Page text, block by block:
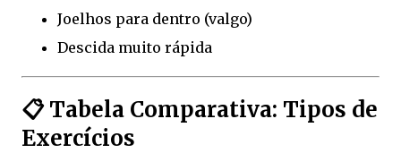
Joelhos para dentro (valgo)
Descida muito rápida
📋 Tabela Comparativa: Tipos de
Exercícios